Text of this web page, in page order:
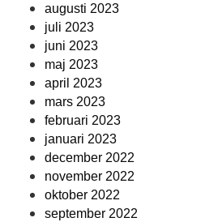
augusti 2023
juli 2023
juni 2023
maj 2023
april 2023
mars 2023
februari 2023
januari 2023
december 2022
november 2022
oktober 2022
september 2022